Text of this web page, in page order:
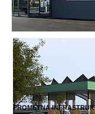
PROMETNA